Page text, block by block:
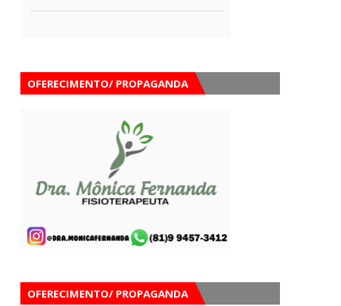
OFERECIMENTO/ PROPAGANDA
OFERECIMENTO/ PROPAGANDA